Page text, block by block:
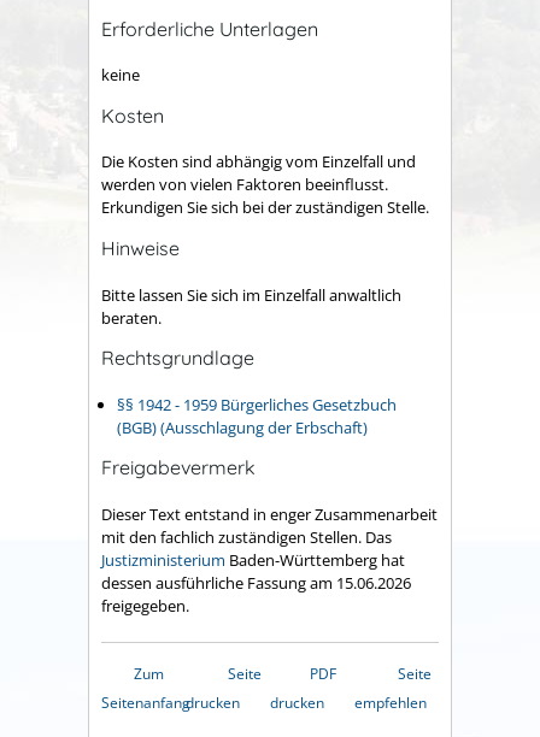
Erforderliche Unterlagen
keine
Kosten
Die Kosten sind abhängig vom Einzelfall und
werden von vielen Faktoren beeinflusst.
Erkundigen Sie sich bei der zuständigen Stelle.
Hinweise
Bitte lassen Sie sich im Einzelfall anwaltlich
beraten.
Rechtsgrundlage
§§ 1942 - 1959 Bürgerliches Gesetzbuch
(BGB) (Ausschlagung der Erbschaft)
Freigabevermerk
Dieser Text entstand in enger Zusammenarbeit
mit den fachlich zuständigen Stellen. Das
Justizministerium Baden-Württemberg hat
dessen ausführliche Fassung am 15.06.2026
freigegeben.
Zum
Seitenanfang
Seite
drucken
PDF
drucken
Seite
empfehlen